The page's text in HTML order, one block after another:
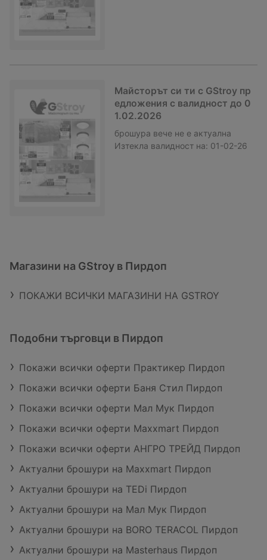
Майсторът си ти с GStroy пр
едложения с валидност до 0
1.02.2026
брошура вече не е актуална
Изтекла валидност на: 01-02-26
Магазини на GStroy в Пирдоп
ПОКАЖИ ВСИЧКИ МАГАЗИНИ НА GSTROY
Подобни търговци в Пирдоп
Покажи всички оферти Практикер Пирдоп
Покажи всички оферти Баня Стил Пирдоп
Покажи всички оферти Мал Мук Пирдоп
Покажи всички оферти Maxxmart Пирдоп
Покажи всички оферти АНГРО ТРЕЙД Пирдоп
Актуални брошури на Maxxmart Пирдоп
Актуални брошури на TEDi Пирдоп
Актуални брошури на Мал Мук Пирдоп
Актуални брошури на BORO TERACOL Пирдоп
Актуални брошури на Masterhaus Пирдоп